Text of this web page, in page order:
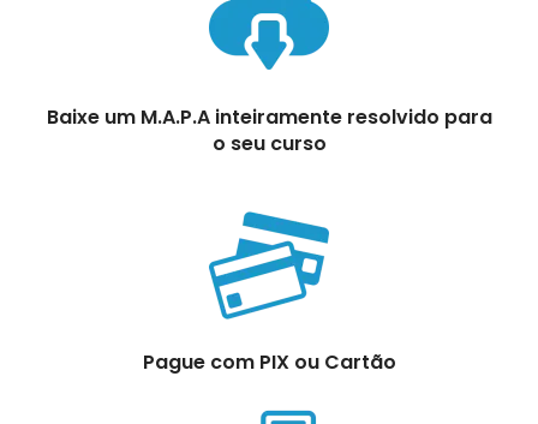
Baixe um M.A.P.A inteiramente resolvido para
o seu curso
Pague com PIX ou Cartão